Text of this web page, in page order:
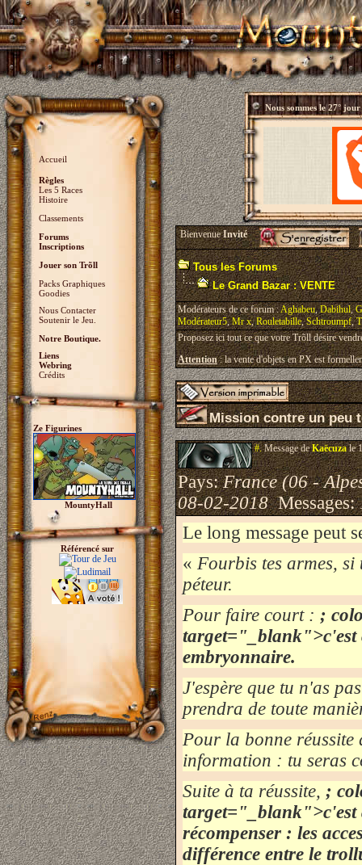
Accueil
Règles
Les 5 Races
Histoire
Classements
Forums
Inscriptions
Jouer son Trõll
Packs Graphiques
Goodies
Nous Contacter
Soutenir le Jeu.
Notre Boutique.
Liens
Webring
Crédits
Ze Figurines
MountyHall
Référencé sur
Nous sommes le27° jour
BienvenueInvité
Tous les Forums
Le Grand Bazar : VENTE
Modérateurs de ce forum :Aghabeu,Dabihul,
Modérateur5,Mr x,Rouletabille,Schtroumpf,
Proposez ici tout ce que votre Trõll désire
Attention: la vente d'objets en PX est
Mission contre un peu
#.Message deKaëcuzale
Pays:France (06 -
08-02-2018Messages:
Le long message peut
« Fourbis tes armes,
péteur.
Pour faire court : ;
target="_blank">c'est
embryonnaire.
J'espère que tu n'as
prendra de toute
Pour la bonne réussite
information : tu seras
Suite à ta réussite, ;
target="_blank">c'est
récompenser : les
différence entre le